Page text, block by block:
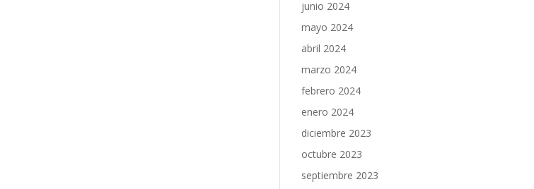
junio 2024
mayo 2024
abril 2024
marzo 2024
febrero 2024
enero 2024
diciembre 2023
octubre 2023
septiembre 2023